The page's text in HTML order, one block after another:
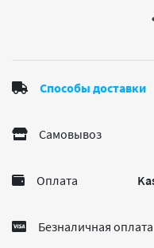
Способы доставки
Самовывоз
Оплата
Безналичная оплата